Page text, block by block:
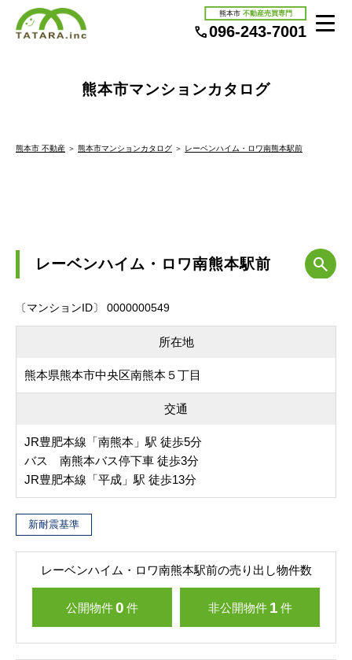
熊本市 不動産売買専門
096-243-7001
熊本市マンションカタログ
熊本市 不動産 ＞ 熊本市マンションカタログ ＞ レーベンハイム・ロワ南熊本駅前
レーベンハイム・ロワ南熊本駅前
〔マンションID〕 0000000549
所在地
熊本県熊本市中央区南熊本５丁目
交通
JR豊肥本線「南熊本」駅 徒歩5分
バス 南熊本バス停下車 徒歩3分
JR豊肥本線「平成」駅 徒歩13分
新耐震基準
レーベンハイム・ロワ南熊本駅前の売り出し物件数
公開物件0 件 非公開物件 1 件